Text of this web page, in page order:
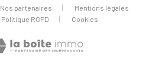
Nos partenaires
Mentions légales
Politique RGPD Cookies